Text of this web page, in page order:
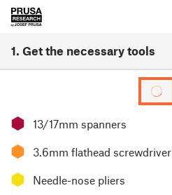
1. Get the necessary tools
⬢ 13/17mm spanners
⬢ 3.6mm flathead screwdriver
⬢ Needle-nose pliers